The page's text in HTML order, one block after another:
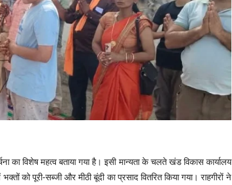
का विशेष महत्व बताया गया है। इसी मान्यता के चलते खंड विकास कार्यालय
को पूरी-सब्जी और मीठी बूंदी का प्रसाद वितरित किया गया। राहगीरों ने